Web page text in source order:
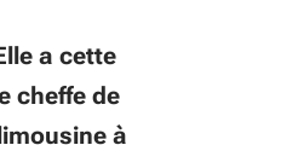
a cette
cheffe de
à